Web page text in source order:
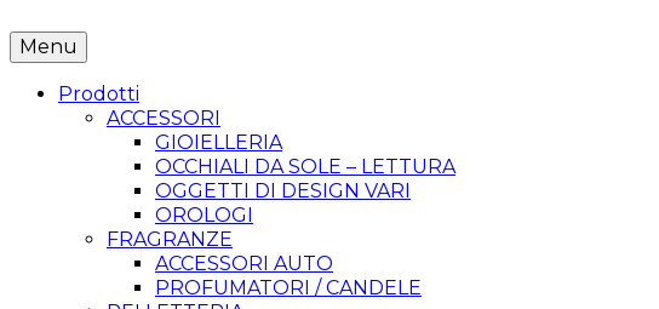
Menu
Prodotti
ACCESSORI
GIOIELLERIA
OCCHIALI DA SOLE – LETTURA
OGGETTI DI DESIGN VARI
OROLOGI
FRAGRANZE
ACCESSORI AUTO
PROFUMATORI / CANDELE